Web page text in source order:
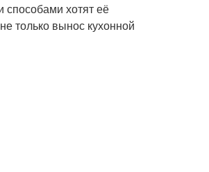
способами хотят её
только вынос кухонной